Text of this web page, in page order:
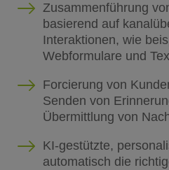
Zusammenführung
basierend auf
Interaktionen, wie
Webformulare und
Forcierung von
Senden von
Übermittlung von
KI-gestützte,
automatisch die